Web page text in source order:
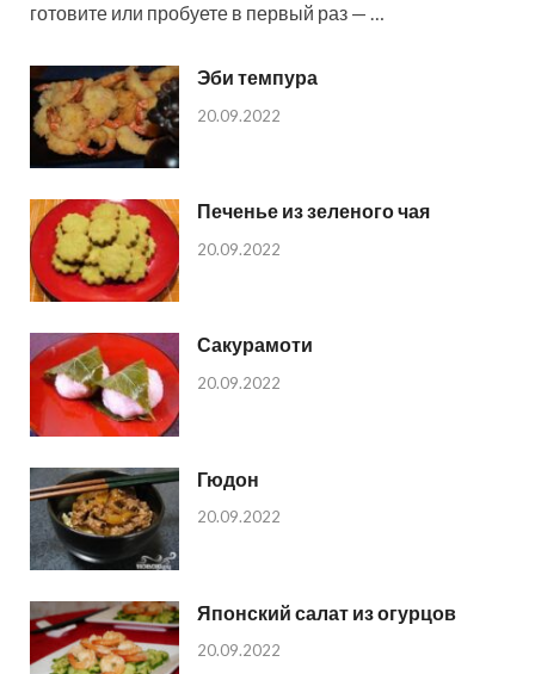
готовите или пробуете в первый раз — …
Эби темпура
20.09.2022
Печенье из зеленого чая
20.09.2022
Сакурамоти
20.09.2022
Гюдон
20.09.2022
Японский салат из огурцов
20.09.2022